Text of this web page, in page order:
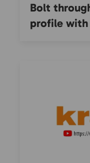
Bolt
profile with